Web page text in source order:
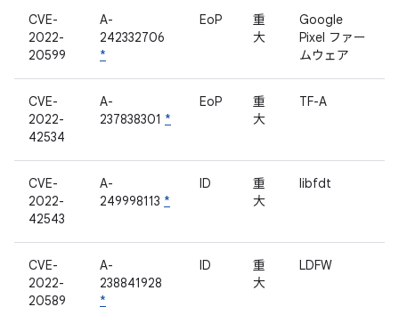
CVE-
2022-
20599
A-
242332706
*
EoP
重
大
Google
Pixel ファー
ムウェア
CVE-
2022-
42534
A-
237838301 *
EoP
重
大
TF-A
CVE-
2022-
42543
A-
249998113 *
ID
重
大
libfdt
CVE-
2022-
20589
A-
238841928
*
ID
重
大
LDFW